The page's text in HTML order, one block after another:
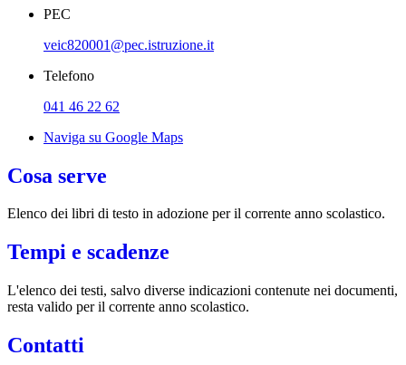
PEC
veic820001@pec.istruzione.it
Telefono
041 46 22 62
Naviga su Google Maps
Cosa serve
Elenco dei libri di testo in adozione per il corrente anno scolastico.
Tempi e scadenze
L'elenco dei testi, salvo diverse indicazioni contenute nei documenti,
resta valido per il corrente anno scolastico.
Contatti